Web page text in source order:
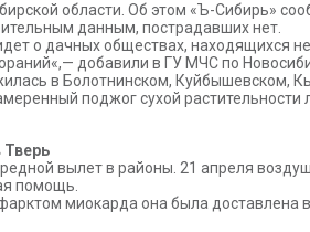
области. Об этом «Ъ-Сибирь»
данным, пострадавших нет.
о дачных обществах, находящихся
добавили в ГУ МЧС по
в Болотнинском, Куйбышевском,
поджог сухой растительности
Тверь
вылет в районы. 21 апреля
помощь.
миокарда она была доставлена